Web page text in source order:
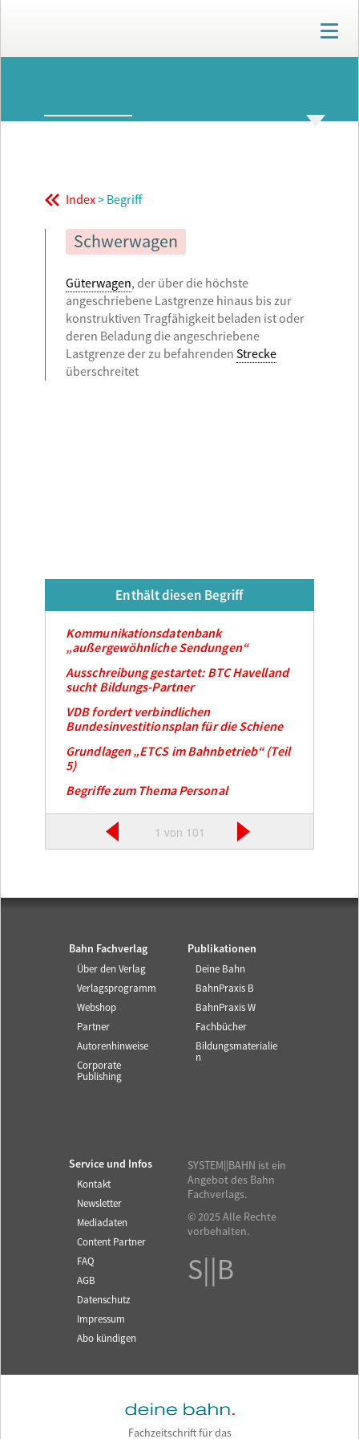
T
o
g
n
GLOSSAR
Index> Begriff
Schwerwagen
Güterwagen, der über die höchste
angeschriebene Lastgrenze hinaus bis zur
konstruktiven Tragfähigkeit beladen ist oder
deren Beladung die angeschriebene
Lastgrenze der zu befahrenden Strecke
überschreitet
Enthält diesen Begriff
Kommunikationsdatenbank
„außergewöhnliche Sendungen“
Ausschreibung gestartet: BTC Havelland
sucht Bildungs-Partner
VDB fordert verbindlichen
Bundesinvestitionsplan für die Schiene
Grundlagen „ETCS im Bahnbetrieb“ (Teil
5)
Begriffe zum Thema Personal
1 von 101
Bahn Fachverlag
Über den Verlag
Verlagsprogramm
Webshop
Partner
Autorenhinweise
Corporate
Publishing
Publikationen
Deine Bahn
BahnPraxis B
BahnPraxis W
Fachbücher
Bildungsmaterialie
n
Service und Infos
Kontakt
Newsletter
Mediadaten
Content Partner
FAQ
AGB
Datenschutz
Impressum
Abo kündigen
SYSTEM||BAHN ist ein
Angebot des Bahn
Fachverlags.
© 2025 Alle Rechte
vorbehalten.
S||B
Fachzeitschrift für das